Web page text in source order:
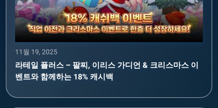
11월 19, 2025
라테일 플러스 – 팔찌, 이리스 가디언 & 크리스마스 이
벤트와 함께하는 18% 캐시백